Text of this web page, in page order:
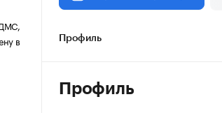
в
Профиль
Профиль